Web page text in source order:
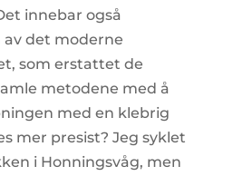
innebar også
det moderne
som erstattet de
metodene med å
med en klebrig
mer presist? Jeg syklet
i Honningsvåg, men